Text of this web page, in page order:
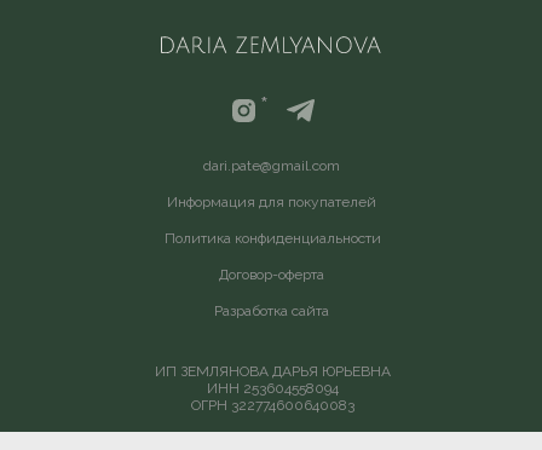
*
Политика конфиденциальности
ИП ЗЕМЛЯНОВА ДАРЬЯ ЮРЬЕВНА
ИНН 253604558094
ОГРН 322774600640083
Разработка сайта
Договор-оферта
Информация для покупателей
dari.pate@gmail.com